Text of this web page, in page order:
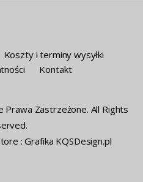
Koszty i terminy wysyłki
Kontakt
Zastrzeżone. All Rights
:Grafika KQSDesign.pl